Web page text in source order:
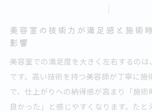
ツ
技術が高い美容室での待ち時
美容室の施術時間を快適に感
美容室時間を自分磨きに活か
美容室の技術力が満足感と施術
影響
美容室での満足度を大きく左右するのは
です。高い技術を持つ美容師が丁寧に施
で、仕上がりへの納得感が高まり「施術
良かった」と感じやすくなります。たと